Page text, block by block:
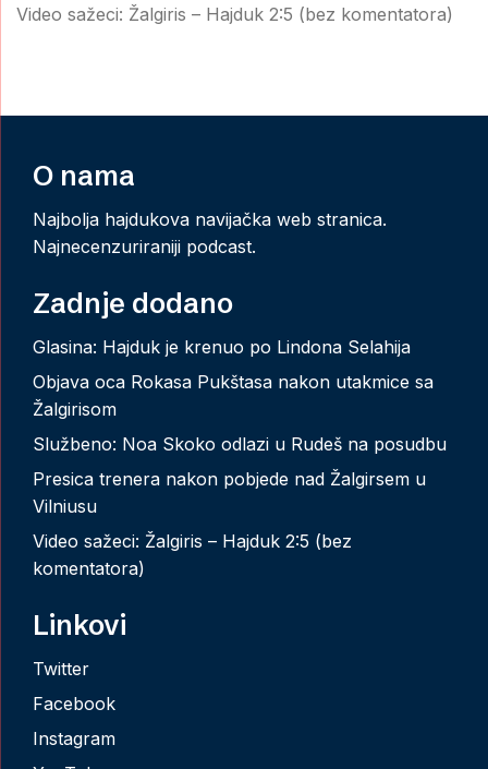
Video sažeci: Žalgiris – Hajduk 2:5 (bez komentatora)
O nama
Najbolja hajdukova navijačka web stranica.
Najnecenzuriraniji podcast.
Zadnje dodano
Glasina: Hajduk je krenuo po Lindona Selahija
Objava oca Rokasa Pukštasa nakon utakmice sa
Žalgirisom
Službeno: Noa Skoko odlazi u Rudeš na posudbu
Presica trenera nakon pobjede nad Žalgirsem u
Vilniusu
Video sažeci: Žalgiris – Hajduk 2:5 (bez
komentatora)
Linkovi
Twitter
Facebook
Instagram